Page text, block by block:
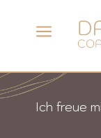
a
Ich freue